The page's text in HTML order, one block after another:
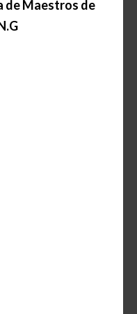
de Maestros de